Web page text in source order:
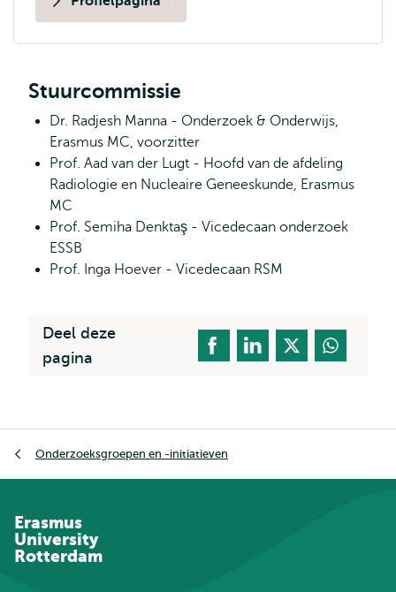
Opent
Stuurcommissie
Dr. Radjesh Manna - Onderzoek & Onderwijs,
Erasmus MC, voorzitter
Prof. Aad van der Lugt - Hoofd van de afdeling
Radiologie en Nucleaire Geneeskunde, Erasmus
MC
Prof. Semiha Denktaş - Vicedecaan onderzoek
ESSB
Prof. Inga Hoever - Vicedecaan RSM
Deel deze
pagina
Onderzoeksgroepen en -initiatieven
Erasmus
University
Rotterdam